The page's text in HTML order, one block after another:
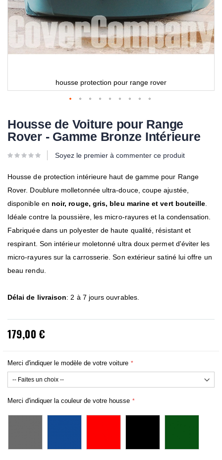
housse protection pour range rover
Housse de Voiture pour Range
Rover - Gamme Bronze Intérieure
Soyez le premier à commenter ce produit
Housse de protection intérieure haut de gamme pour Range
Rover. Doublure molletonnée ultra-douce, coupe ajustée,
disponible en noir, rouge, gris, bleu marine et vert bouteille
Idéale contre la poussière, les micro-rayures et la condensation.
Fabriquée dans un polyester de haute qualité, résistant et
respirant. Son intérieur moletonné ultra doux permet d'éviter les
micro-rayures sur la carrosserie. Son extérieur satiné lui offre un
beau rendu.
Délai de livraison: 2 à 7 jours ouvrables.
179,00 €
Merci d'indiquer le modèle de votre voiture
Merci d'indiquer la couleur de votre housse